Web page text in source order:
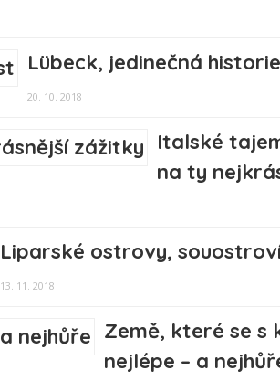
Lübeck, jedinečná
20. 10. 2018
Italské
na ty
Liparské ostrovy,
13. 11. 2018
Země, které se
nejlépe – a